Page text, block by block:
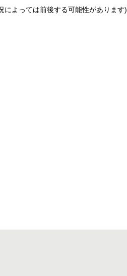
によっては前後する可能性があります)